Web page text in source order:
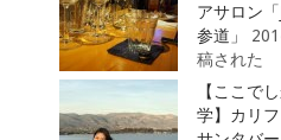
アサロン
参道」
稿された
【ここで
学】カリ